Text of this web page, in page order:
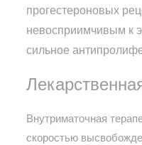
прогестероновых
невосприимчивым к
сильное
Внутриматочная
скоростью